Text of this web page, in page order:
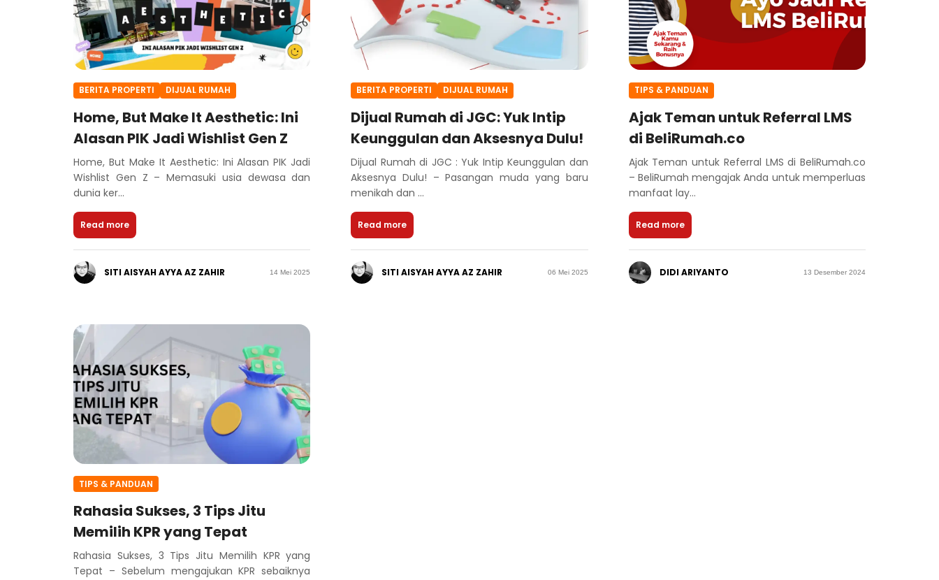
BERITA PROPERTI DIJUAL RUMAH
Home, But Make It Aesthetic: Ini
Alasan PIK Jadi Wishlist Gen Z
Home, But Make It Aesthetic: Ini Alasan PIK Jadi
Wishlist Gen Z – Memasuki usia dewasa dan
dunia ker...
Read more
SITI AISYAH AYYA AZ ZAHIR 14 Mei 2025
BERITA PROPERTI DIJUAL RUMAH
Dijual Rumah di JGC: Yuk Intip
Keunggulan dan Aksesnya Dulu!
Dijual Rumah di JGC : Yuk Intip Keunggulan dan
Aksesnya Dulu! – Pasangan muda yang baru
menikah dan ...
Read more
SITI AISYAH AYYA AZ ZAHIR 06 Mei 2025
TIPS & PANDUAN
Ajak Teman untuk Referral LMS
di BeliRumah.co
Ajak Teman untuk Referral LMS di BeliRumah.co
– BeliRumah mengajak Anda untuk memperluas
manfaat lay...
Read more
DIDI ARIYANTO 13 Desember 2024
TIPS & PANDUAN
Rahasia Sukses, 3 Tips Jitu
Memilih KPR yang Tepat
Rahasia Sukses, 3 Tips Jitu Memilih KPR yang
Tepat – Sebelum mengajukan KPR sebaiknya